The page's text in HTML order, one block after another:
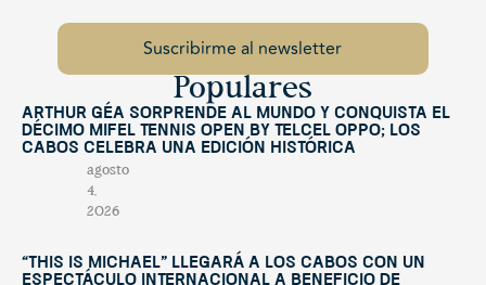
Populares
Arthur Géa sorprende al mundo y conquista el
décimo Mifel Tennis Open by Telcel OPPO; Los
Cabos celebra una edición histórica
agosto
4,
2026
“This Is Michael” llegará a Los Cabos con un
espectáculo internacional a beneficio de